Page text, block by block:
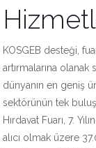
KOSGEB desteği,
artırmalarına
dünyanın en geniş
sektörünün tek
Hırdavat Fuarı, 7.
alıcı olmak üzere